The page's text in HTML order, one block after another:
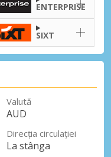
ENTERPRISE
SIXT
Valută
AUD
Direcția circulației
La stânga